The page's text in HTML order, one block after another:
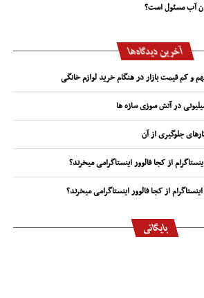
آب مسئول است؟
آخرین دیدگاه‌ها
و کم قیمت بازار در هنگام خرید لوازم خانگی
در آتش سوزی سازه ها
جلوگیری از آن
از کجا فالوور اینستاگرامی میخرند؟
از کجا فالوور اینستاگرامی میخرند؟
بایگانی